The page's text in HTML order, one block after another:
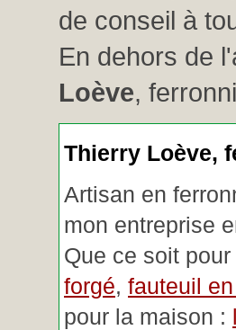
de conseil à
En dehors de
Loève,
Thierry Loève,
Artisan en
mon entreprise
Que ce soit
forgé, fauteuil
pour la maison :